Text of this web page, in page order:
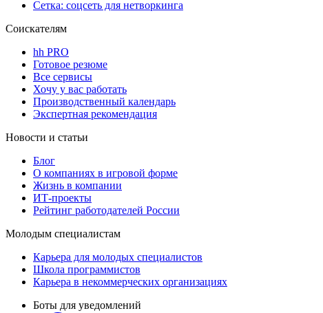
Сетка: соцсеть для нетворкинга
Соискателям
hh PRO
Готовое резюме
Все сервисы
Хочу у вас работать
Производственный календарь
Экспертная рекомендация
Новости и статьи
Блог
О компаниях в игровой форме
Жизнь в компании
ИТ-проекты
Рейтинг работодателей России
Молодым специалистам
Карьера для молодых специалистов
Школа программистов
Карьера в некоммерческих организациях
Боты для уведомлений